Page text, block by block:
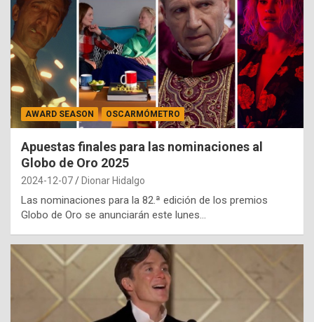
AWARD SEASON OSCARMÓMETRO
Apuestas finales para las nominaciones al
Globo de Oro 2025
2024-12-07 Dionar Hidalgo
Las nominaciones para la 82.ª edición de los premios
Globo de Oro se anunciarán este lunes…